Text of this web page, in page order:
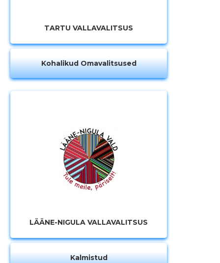
TARTU VALLAVALITSUS
Kohalikud Omavalitsused
LÄÄNE-NIGULA VALLAVALITSUS
Kalmistud
Muuda pildi
kirjeldust
MUUDA